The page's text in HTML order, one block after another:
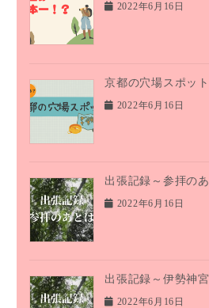
2022年6月16日
京都の穴場スポット
2022年6月16日
出張記録～参拝の
2022年6月16日
出張記録～伊勢神
2022年6月16日